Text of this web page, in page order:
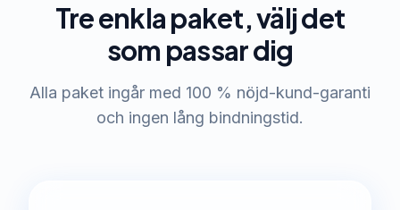
Tre enkla paket, välj det
som passar dig
Alla paket ingår med 100 % nöjd-kund-garanti
och ingen lång bindningstid.